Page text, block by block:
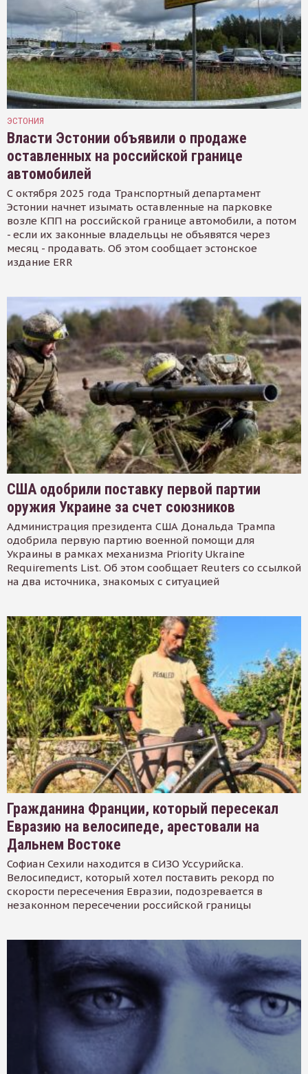
ЭСТОНИЯ
Власти Эстонии объявили о продаже
оставленных на российской границе
автомобилей
С октября 2025 года Транспортный департамент
Эстонии начнет изымать оставленные на парковке
возле КПП на российской границе автомобили, а потом
- если их законные владельцы не объявятся через
месяц - продавать. Об этом сообщает эстонское
издание ERR
США одобрили поставку первой партии
оружия Украине за счет союзников
Администрация президента США Дональда Трампа
одобрила первую партию военной помощи для
Украины в рамках механизма Priority Ukraine
Requirements List. Об этом сообщает Reuters со ссылкой
на два источника, знакомых с ситуацией
Гражданина Франции, который пересекал
Евразию на велосипеде, арестовали на
Дальнем Востоке
Софиан Сехили находится в СИЗО Уссурийска.
Велосипедист, который хотел поставить рекорд по
скорости пересечения Евразии, подозревается в
незаконном пересечении российской границы